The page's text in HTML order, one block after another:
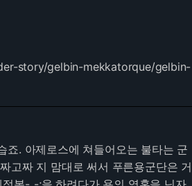
story/gelbin-mekkatorque/gelbin-
죠. 아제로스에 쳐들어오는 불타는 군
고짜 지 맘대로 써서 푸른용군단은 거